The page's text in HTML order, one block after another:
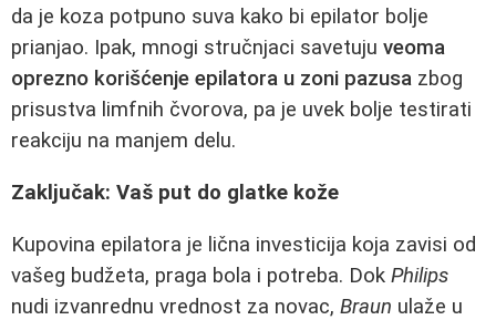
da je koza potpuno suva kako bi epilator bolje
prianjao. Ipak, mnogi stručnjaci savetuju veoma
oprezno korišćenje epilatora u zoni pazusa zbog
prisustva limfnih čvorova, pa je uvek bolje testirati
reakciju na manjem delu.
Zaključak: Vaš put do glatke kože
Kupovina epilatora je lična investicija koja zavisi od
vašeg budžeta, pragа bola i potreba. Dok Philips
nudi izvanrednu vrednost za novac, Braun ulaže u